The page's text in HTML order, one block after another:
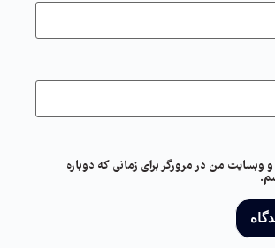
و وبسایت من در مرورگر برای زمانی که دوباره